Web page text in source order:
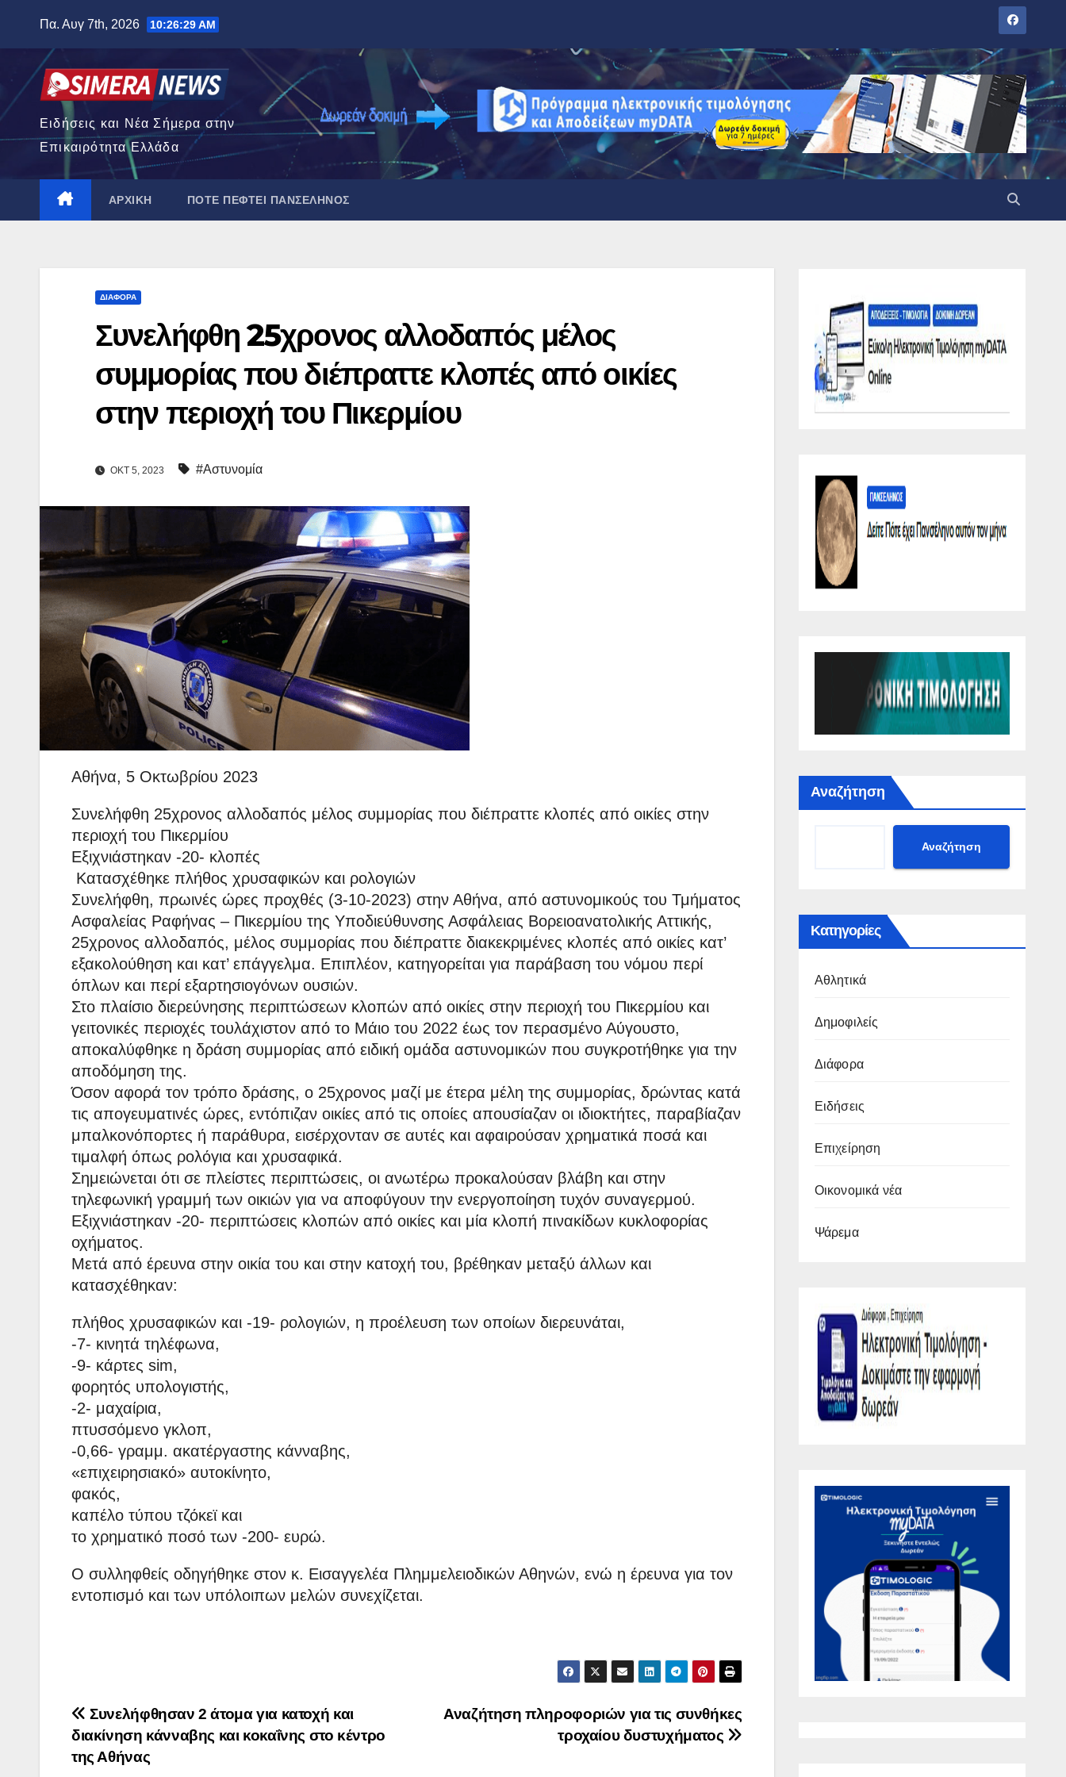
περιεχόμενο
Πα. Αυγ 7th, 2026 10:26:30 AM
Ειδήσεις και Νέα Σήμερα στην
Επικαιρότητα Ελλάδα
ΑΡΧΙΚΉ ΠΌΤΕ ΠΈΦΤΕΙ ΠΑΝΣΈΛΗΝΟΣ
ΔΙΆΦΟΡΑ
Συνελήφθη 25χρονος αλλοδαπός μέλος
συμμορίας που διέπραττε κλοπές από οικίες
στην περιοχή του Πικερμίου
ΟΚΤ 5, 2023 #Αστυνομία
Αθήνα, 5 Οκτωβρίου 2023
Συνελήφθη 25χρονος αλλοδαπός μέλος συμμορίας που διέπραττε κλοπές από οικίες στην
περιοχή του Πικερμίου
Εξιχνιάστηκαν -20- κλοπές
Κατασχέθηκε πλήθος χρυσαφικών και ρολογιών
Συνελήφθη, πρωινές ώρες προχθές (3-10-2023) στην Αθήνα, από αστυνομικούς του Τμήματος
Ασφαλείας Ραφήνας – Πικερμίου της Υποδιεύθυνσης Ασφάλειας Βορειοανατολικής Αττικής,
25χρονος αλλοδαπός, μέλος συμμορίας που διέπραττε διακεκριμένες κλοπές από οικίες κατ’
εξακολούθηση και κατ’ επάγγελμα. Επιπλέον, κατηγορείται για παράβαση του νόμου περί
όπλων και περί εξαρτησιογόνων ουσιών.
Στο πλαίσιο διερεύνησης περιπτώσεων κλοπών από οικίες στην περιοχή του Πικερμίου και
γειτονικές περιοχές τουλάχιστον από το Μάιο του 2022 έως τον περασμένο Αύγουστο,
αποκαλύφθηκε η δράση συμμορίας από ειδική ομάδα αστυνομικών που συγκροτήθηκε για την
αποδόμηση της.
Όσον αφορά τον τρόπο δράσης, ο 25χρονος μαζί με έτερα μέλη της συμμορίας, δρώντας κατά
τις απογευματινές ώρες, εντόπιζαν οικίες από τις οποίες απουσίαζαν οι ιδιοκτήτες, παραβίαζαν
μπαλκονόπορτες ή παράθυρα, εισέρχονταν σε αυτές και αφαιρούσαν χρηματικά ποσά και
τιμαλφή όπως ρολόγια και χρυσαφικά.
Σημειώνεται ότι σε πλείστες περιπτώσεις, οι ανωτέρω προκαλούσαν βλάβη και στην
τηλεφωνική γραμμή των οικιών για να αποφύγουν την ενεργοποίηση τυχόν συναγερμού.
Εξιχνιάστηκαν -20- περιπτώσεις κλοπών από οικίες και μία κλοπή πινακίδων κυκλοφορίας
οχήματος.
Μετά από έρευνα στην οικία του και στην κατοχή του, βρέθηκαν μεταξύ άλλων και
κατασχέθηκαν:
πλήθος χρυσαφικών και -19- ρολογιών, η προέλευση των οποίων διερευνάται,
-7- κινητά τηλέφωνα,
-9- κάρτες sim,
φορητός υπολογιστής,
-2- μαχαίρια,
πτυσσόμενο γκλοπ,
-0,66- γραμμ. ακατέργαστης κάνναβης,
«επιχειρησιακό» αυτοκίνητο,
φακός,
καπέλο τύπου τζόκεϊ και
το χρηματικό ποσό των -200- ευρώ.
Ο συλληφθείς οδηγήθηκε στον κ. Εισαγγελέα Πλημμελειοδικών Αθηνών, ενώ η έρευνα για τον
εντοπισμό και των υπόλοιπων μελών συνεχίζεται.
Πλοήγηση
άρθρων
Αναζήτηση πληροφοριών για τις συνθήκες
τροχαίου δυστυχήματος
Συνελήφθησαν 2 άτομα για κατοχή και
διακίνηση κάνναβης και κοκαΐνης στο κέντρο
της Αθήνας
Αναζήτηση
Αναζήτηση
Κατηγορίες
Αθλητικά
Δημοφιλείς
Διάφορα
Ειδήσεις
Επιχείρηση
Οικονομικά νέα
Ψάρεμα